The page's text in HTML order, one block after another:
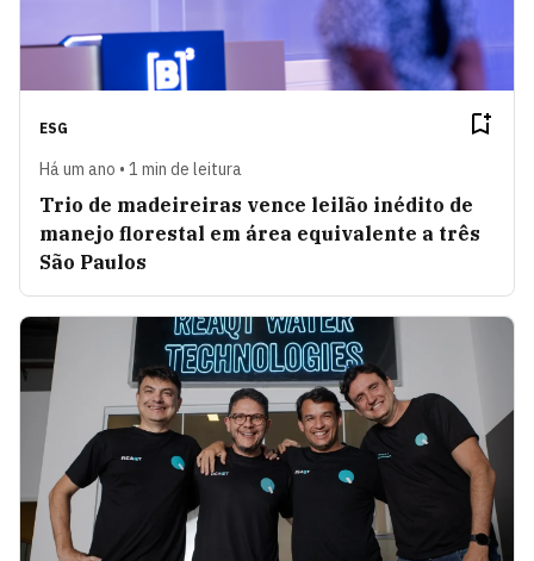
ESG
Há um ano • 1 min de leitura
Trio de madeireiras vence leilão inédito de
manejo florestal em área equivalente a três
São Paulos